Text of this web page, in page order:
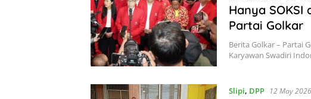
Hanya SOKSI
Partai Golkar
Berita Golkar – Partai
Karyawan Swadiri
Slipi, DPP 12 May 2026